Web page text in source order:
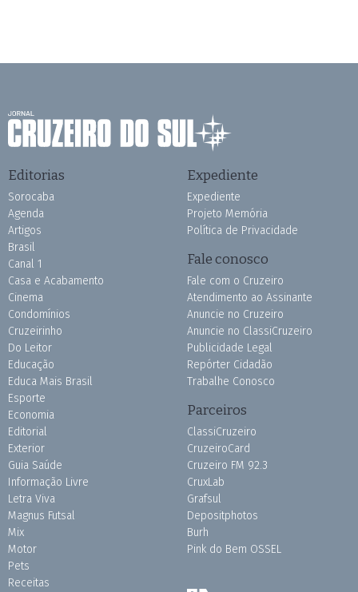
Editorias
Sorocaba
Agenda
Artigos
Brasil
Canal 1
Casa e Acabamento
Cinema
Condomínios
Cruzeirinho
Do Leitor
Educação
Educa Mais Brasil
Esporte
Economia
Editorial
Exterior
Guia Saúde
Informação Livre
Letra Viva
Magnus Futsal
Mix
Motor
Pets
Receitas
Expediente
Expediente
Projeto Memória
Política de Privacidade
Fale conosco
Fale com o Cruzeiro
Atendimento ao Assinante
Anuncie no Cruzeiro
Anuncie no ClassiCruzeiro
Publicidade Legal
Repórter Cidadão
Trabalhe Conosco
Parceiros
ClassiCruzeiro
CruzeiroCard
Cruzeiro FM 92.3
CruxLab
Grafsul
Depositphotos
Burh
Pink do Bem OSSEL